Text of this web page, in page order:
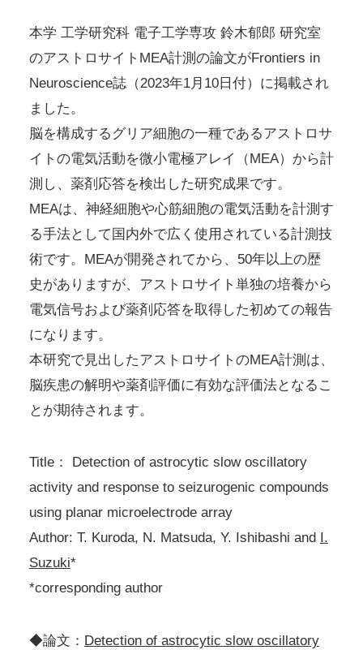
本学 工学研究科 電子工学専攻 鈴木郁郎 研究室
のアストロサイトMEA計測の論文がFrontiers in
Neuroscience誌（2023年1月10日付）に掲載され
ました。
脳を構成するグリア細胞の一種であるアストロサ
イトの電気活動を微小電極アレイ（MEA）から計
測し、薬剤応答を検出した研究成果です。
MEAは、神経細胞や心筋細胞の電気活動を計測す
る手法として国内外で広く使用されている計測技
術です。MEAが開発されてから、50年以上の歴
史がありますが、アストロサイト単独の培養から
電気信号および薬剤応答を取得した初めての報告
になります。
本研究で見出したアストロサイトのMEA計測は、
脳疾患の解明や薬剤評価に有効な評価法となるこ
とが期待されます。
Title： Detection of astrocytic slow oscillatory
activity and response to seizurogenic compounds
using planar microelectrode array
Author: T. Kuroda, N. Matsuda, Y. Ishibashi and
I.
Suzuki*
*corresponding author
◆論文： Detection of astrocytic slow oscillatory